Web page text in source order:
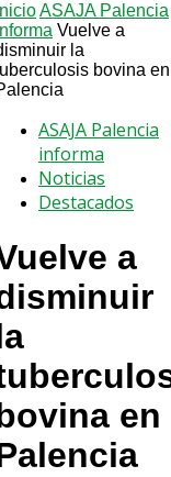
InicioASAJA Palencia
Vuelve a
la
bovina en
ASAJA Palencia
informa
Noticias
Destacados
a
en